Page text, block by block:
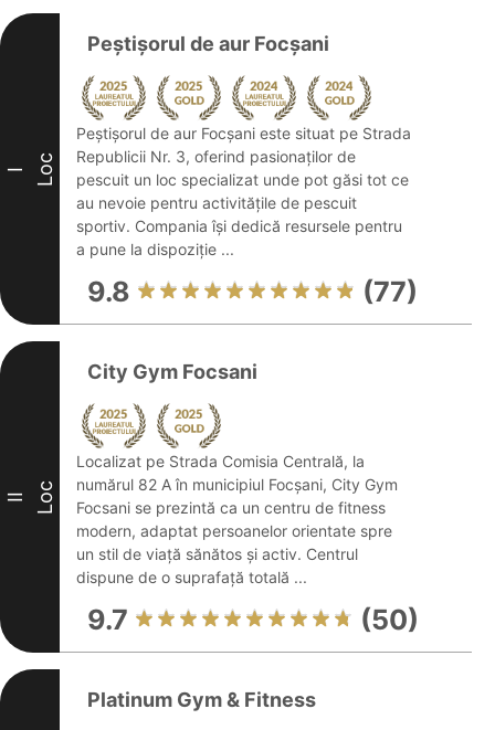
I Loc
Peștișorul de aur Focșani
Peștișorul de aur Focșani este situat pe Strada
Republicii Nr. 3, oferind pasionaților de
pescuit un loc specializat unde pot găsi tot ce
au nevoie pentru activitățile de pescuit
sportiv. Compania își dedică resursele pentru
a pune la dispoziție ...
9.8 (77)
II Loc
City Gym Focsani
Localizat pe Strada Comisia Centrală, la
numărul 82 A în municipiul Focșani, City Gym
Focsani se prezintă ca un centru de fitness
modern, adaptat persoanelor orientate spre
un stil de viață sănătos și activ. Centrul
dispune de o suprafață totală ...
9.7 (50)
Platinum Gym & Fitness